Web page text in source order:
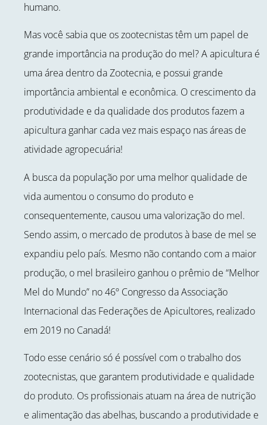
humano.
Mas você sabia que os zootecnistas têm um papel de
grande importância na produção do mel? A apicultura é
uma área dentro da Zootecnia, e possui grande
importância ambiental e econômica. O crescimento da
produtividade e da qualidade dos produtos fazem a
apicultura ganhar cada vez mais espaço nas áreas de
atividade agropecuária!
A busca da população por uma melhor qualidade de
vida aumentou o consumo do produto e
consequentemente, causou uma valorização do mel.
Sendo assim, o mercado de produtos à base de mel se
expandiu pelo país. Mesmo não contando com a maior
produção, o mel brasileiro ganhou o prêmio de “Melhor
Mel do Mundo” no 46º Congresso da Associação
Internacional das Federações de Apicultores, realizado
em 2019 no Canadá!
Todo esse cenário só é possível com o trabalho dos
zootecnistas, que garantem produtividade e qualidade
do produto. Os profissionais atuam na área de nutrição
e alimentação das abelhas, buscando a produtividade e